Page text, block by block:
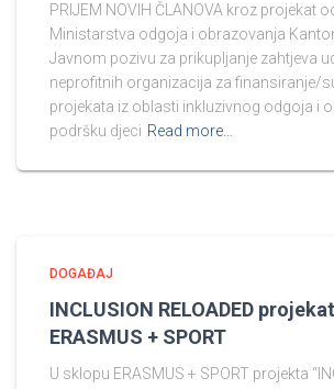
PRIJEM NOVIH ČLANOVA kroz projekat
Ministarstva odgoja i obrazovanja
Javnom pozivu za prikupljanje zahtjeva
neprofitnih organizacija za finansiranje/
projekata iz oblasti inkluzivnog odgoja i
podršku djeci Read more…
DOGAĐAJ
INCLUSION RELOADED
ERASMUS + SPORT
U sklopu ERASMUS + SPORT projekta